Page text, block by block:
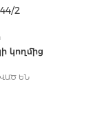
2
կողմից
ԵՆ